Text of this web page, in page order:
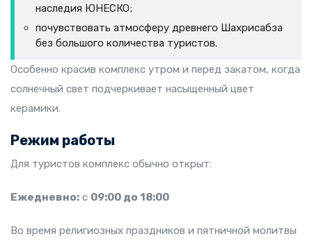
наследия ЮНЕСКО;
почувствовать атмосферу древнего Шахрисабза
без большого количества туристов.
Особенно красив комплекс утром и перед закатом, когда
солнечный свет подчеркивает насыщенный цвет
керамики.
Режим работы
Для туристов комплекс обычно открыт:
Ежедневно: с 09:00 до 18:00
Во время религиозных праздников и пятничной молитвы